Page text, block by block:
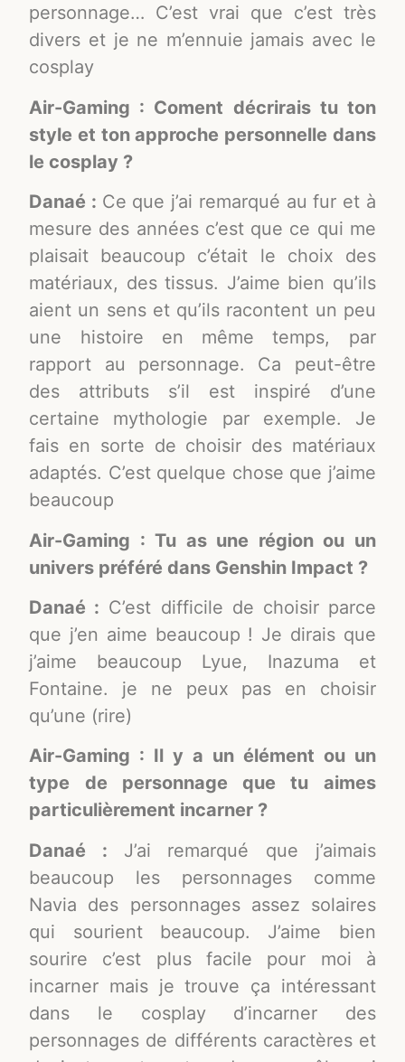
personnage… C’est vrai que c’est très
divers et je ne m’ennuie jamais avec le
cosplay
Air-Gaming : Coment décrirais tu ton
style et ton approche personnelle dans
le cosplay ?
Danaé : Ce que j’ai remarqué au fur et à
mesure des années c’est que ce qui me
plaisait beaucoup c’était le choix des
matériaux, des tissus. J’aime bien qu’ils
aient un sens et qu’ils racontent un peu
une histoire en même temps, par
rapport au personnage. Ca peut-être
des attributs s’il est inspiré d’une
certaine mythologie par exemple. Je
fais en sorte de choisir des matériaux
adaptés. C’est quelque chose que j’aime
beaucoup
Air-Gaming : Tu as une région ou un
univers préféré dans Genshin Impact ?
Danaé : C’est difficile de choisir parce
que j’en aime beaucoup ! Je dirais que
j’aime beaucoup Lyue, Inazuma et
Fontaine. je ne peux pas en choisir
qu’une (rire)
Air-Gaming : Il y a un élément ou un
type de personnage que tu aimes
particulièrement incarner ?
Danaé : J’ai remarqué que j’aimais
beaucoup les personnages comme
Navia des personnages assez solaires
qui sourient beaucoup. J’aime bien
sourire c’est plus facile pour moi à
incarner mais je trouve ça intéressant
dans le cosplay d’incarner des
personnages de différents caractères et